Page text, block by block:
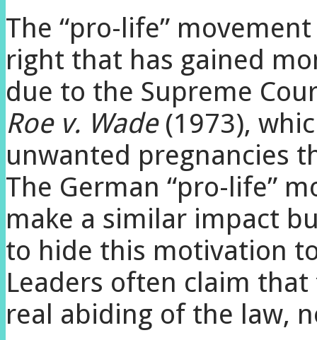
The “pro-life”
right that has gained
due to the Supreme
Roe v. Wade(1973),
unwanted pregnancies
The German “pro-life”
make a similar impact
to hide this motivation
Leaders often claim
real abiding of the law,